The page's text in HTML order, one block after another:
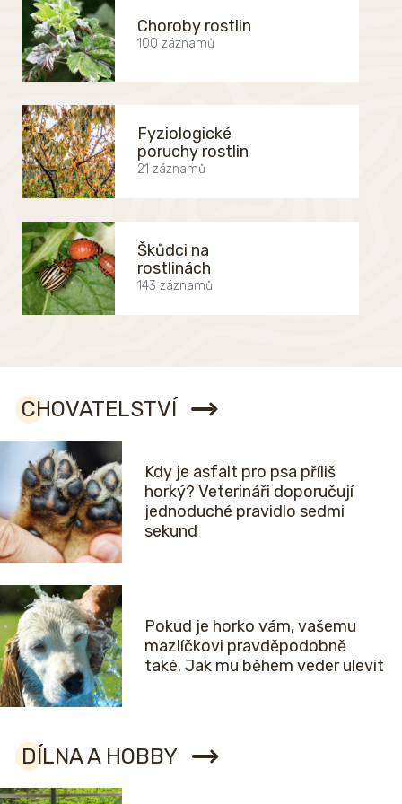
Choroby rostlin
100 záznamů
Fyziologické
poruchy rostlin
21 záznamů
Škůdci na
rostlinách
143 záznamů
CHOVATELSTVÍ
Kdy je asfalt pro psa příliš
horký? Veterináři doporučují
jednoduché pravidlo sedmi
sekund
Pokud je horko vám, vašemu
mazlíčkovi pravděpodobně
také. Jak mu během veder ulevit
DÍLNA A HOBBY